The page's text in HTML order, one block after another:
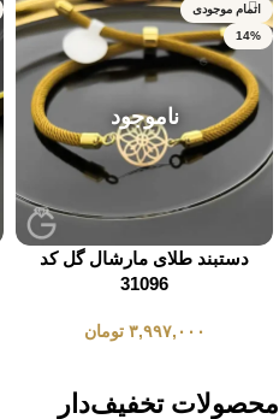
اتمام موجودی
14%
ناموجود
دستبند طلای مارشال گل کد
31096
۳,۹۹۷,۰۰۰ تومان
محصولات تخفیف‌دار